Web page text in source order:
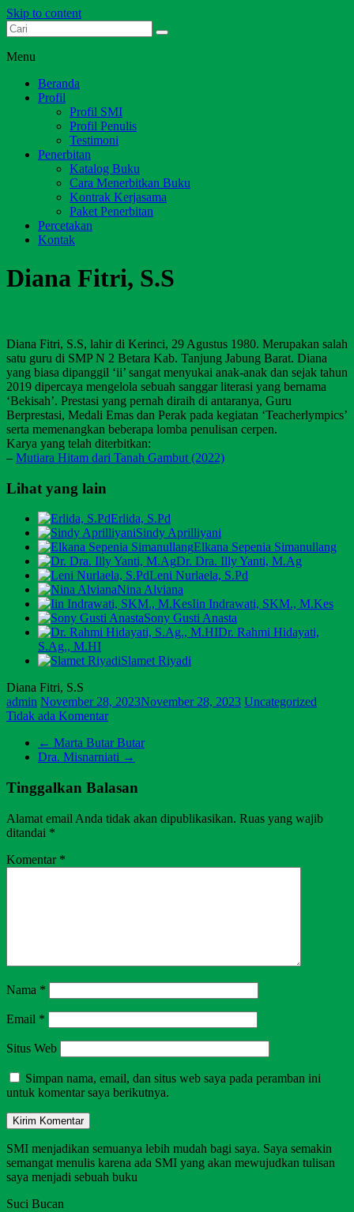
Skip to content
Dari Jambi untuk Indonesia
Menu
Beranda
Profil
Profil SMI
Profil Penulis
Testimoni
Penerbitan
Katalog Buku
Cara Menerbitkan Buku
Kontrak Kerjasama
Paket Penerbitan
Percetakan
Kontak
Diana Fitri, S.S
Diana Fitri, S.S, lahir di Kerinci, 29 Agustus 1980. Merupakan salah
satu guru di SMP N 2 Betara Kab. Tanjung Jabung Barat. Diana
yang biasa dipanggil ‘ii’ sangat menyukai anak-anak dan sejak tahun
2019 dipercaya mengelola sebuah sanggar literasi yang bernama
‘Bekisah’. Prestasi yang pernah diraih di antaranya, Guru
Berprestasi, Medali Emas dan Perak pada kegiatan ‘Teacherlympics’
serta memenangkan beberapa lomba penulisan cerpen.
Karya yang telah diterbitkan:
– Mutiara Hitam dari Tanah Gambut (2022)
Lihat yang lain
Erlida, S.Pd
Sindy Aprilliyani
Elkana Sepenia Simanullang
Dr. Dra. Illy Yanti, M.Ag
Leni Nurlaela, S.Pd
Nina Alviana
Iin Indrawati, SKM., M.Kes
Sony Gusti Anasta
Dr. Rahmi Hidayati,
S.Ag., M.HI
Slamet Riyadi
Diana Fitri, S.S
admin November 28, 2023November 28, 2023 Uncategorized
Tidak ada Komentar
← Marta Butar Butar
Dra. Misnarniati →
Tinggalkan Balasan
Alamat email Anda tidak akan dipublikasikan. Ruas yang wajib
ditandai *
Komentar *
Nama *
Email *
Situs Web
Simpan nama, email, dan situs web saya pada peramban ini
untuk komentar saya berikutnya.
SMI menjadikan semuanya lebih mudah bagi saya. Saya semakin
semangat menulis karena ada SMI yang akan mewujudkan tulisan
saya menjadi sebuah buku
Suci Bucan